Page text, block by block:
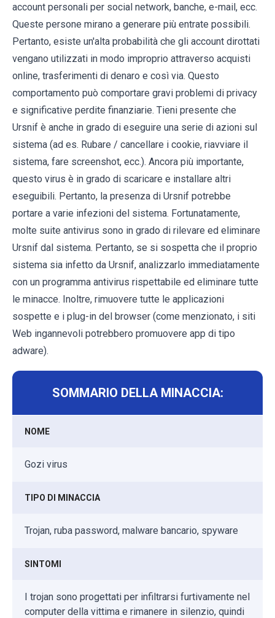
account personali per social network, banche, e-mail, ecc.
Queste persone mirano a generare più entrate possibili.
Pertanto, esiste un'alta probabilità che gli account dirottati
vengano utilizzati in modo improprio attraverso acquisti
online, trasferimenti di denaro e così via. Questo
comportamento può comportare gravi problemi di privacy
e significative perdite finanziarie. Tieni presente che
Ursnif è anche in grado di eseguire una serie di azioni sul
sistema (ad es. Rubare / cancellare i cookie, riavviare il
sistema, fare screenshot, ecc.). Ancora più importante,
questo virus è in grado di scaricare e installare altri
eseguibili. Pertanto, la presenza di Ursnif potrebbe
portare a varie infezioni del sistema. Fortunatamente,
molte suite antivirus sono in grado di rilevare ed eliminare
Ursnif dal sistema. Pertanto, se si sospetta che il proprio
sistema sia infetto da Ursnif, analizzarlo immediatamente
con un programma antivirus rispettabile ed eliminare tutte
le minacce. Inoltre, rimuovere tutte le applicazioni
sospette e i plug-in del browser (come menzionato, i siti
Web ingannevoli potrebbero promuovere app di tipo
adware).
SOMMARIO DELLA MINACCIA:
NOME
Gozi virus
TIPO DI MINACCIA
Trojan, ruba password, malware bancario, spyware
SINTOMI
I trojan sono progettati per infiltrarsi furtivamente nel
computer della vittima e rimanere in silenzio, quindi